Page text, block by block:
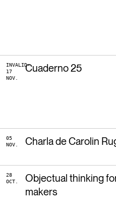
INVALID-
17
NOV.
Cuaderno 25
05
NOV.
Charla de Carolin
28
OCT.
Objectual thinking
makers